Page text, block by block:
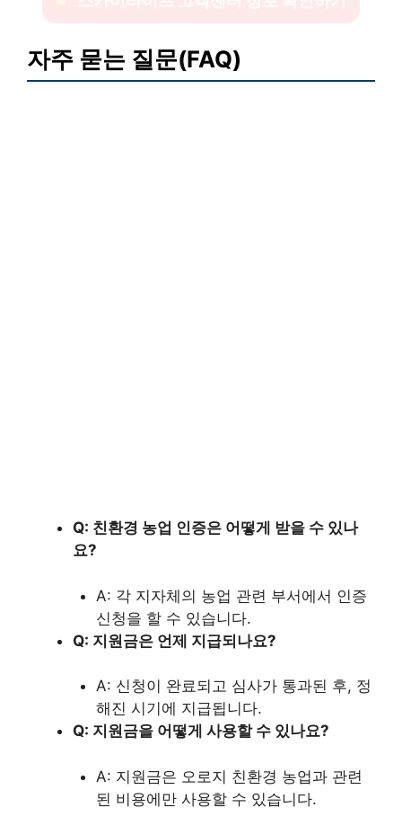
자주 묻는 질문(FAQ)
Q: 친환경 농업 인증은 어떻게 받을 수 있나
요?
A: 각 지자체의 농업 관련 부서에서 인증
신청을 할 수 있습니다.
Q: 지원금은 언제 지급되나요?
A: 신청이 완료되고 심사가 통과된 후, 정
해진 시기에 지급됩니다.
Q: 지원금을 어떻게 사용할 수 있나요?
A: 지원금은 오로지 친환경 농업과 관련
된 비용에만 사용할 수 있습니다.